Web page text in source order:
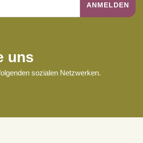
uns
sozialen Netzwerken.